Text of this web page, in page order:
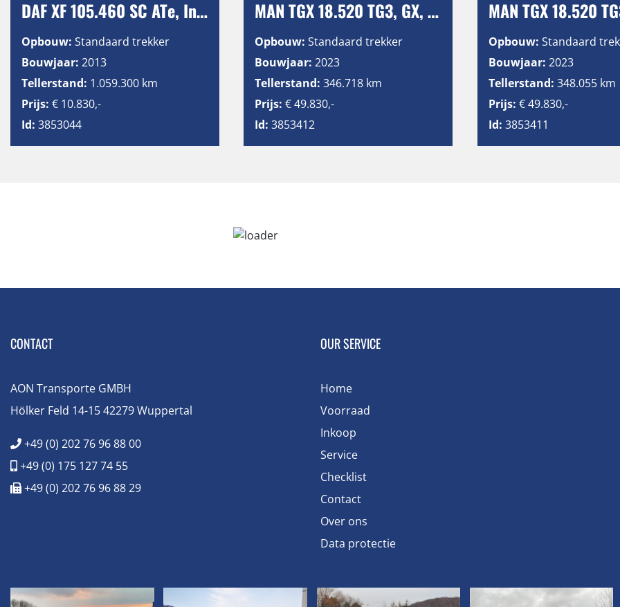
DAF XF 105.460 SC ATe, Intarder, 2 Tanks
Opbouw: Standaard trekker
Bouwjaar: 2013
Tellerstand: 1.059.300 km
Prijs: € 10.830,-
Id: 3853044
MAN TGX 18.520 TG3, GX, Retarder, 2 Tanks
Opbouw: Standaard trekker
Bouwjaar: 2023
Tellerstand: 346.718 km
Prijs: € 49.830,-
Id: 3853412
Opbouw: Standaard
Bouwjaar: 2023
Tellerstand: 348.055 km
Prijs: € 49.830,-
Id: 3853411
CONTACT
AON Transporte GMBH
Hölker Feld 14-15 42279 Wuppertal
+49 (0) 202 76 96 88 00
+49 (0) 175 127 74 55
+49 (0) 202 76 96 88 29
OUR SERVICE
Home
Voorraad
Inkoop
Service
Checklist
Contact
Over ons
Data protectie